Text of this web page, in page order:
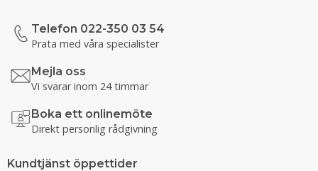
Telefon 022-350 03 54
Prata med våra specialister
Mejla oss
Vi svarar inom 24 timmar
Boka ett onlinemöte
Direkt personlig rådgivning
Kundtjänst öppettider